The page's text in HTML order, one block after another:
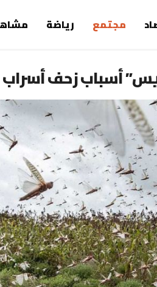
مجتمع رياضة
أسباب زحف أسراب